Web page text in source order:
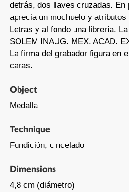
detrás, dos llaves cruzadas. En
aprecia un mochuelo y
Letras y al fondo una librería.
SOLEM INAUG. MEX. ACAD.
La firma del grabador figura en
caras.
Object
Medalla
Technique
Fundición, cincelado
Dimensions
4,8 cm (diámetro)